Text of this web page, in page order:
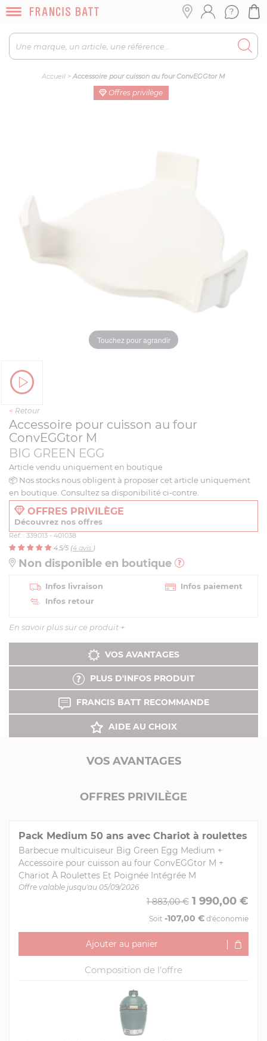
Accueil >Accessoire pour cuisson au four ConvEGGtor M
Offres privilège
Touchez pour agrandir
< Retour
Accessoire pour cuisson au four
ConvEGGtor M
BIG GREEN EGG
Article vendu uniquement en boutique
📦 Nos stocks nous obligent à proposer cet article uniquement
en boutique. Consultez sa disponibilité ci-contre.
OFFRES PRIVILÈGE
Découvrez nos offres
Réf. : 339013 - 401038
4.5/5 (4 avis )
Non disponible en boutique
Infos livraison
Infos paiement
Infos retour
En savoir plus sur ce produit +
VOS AVANTAGES
PLUS D'INFOS PRODUIT
FRANCIS BATT RECOMMANDE
AIDE AU CHOIX
VOS AVANTAGES
OFFRES PRIVILÈGE
Pack Medium 50 ans avec Chariot à roulettes
Barbecue multicuiseur Big Green Egg Medium +
Accessoire pour cuisson au four ConvEGGtor M +
Chariot À Roulettes Et Poignée Intégrée M
Offre valable jusqu'au 05/09/2026
1 883,00 € 1 990,00 €
Soit -107,00 € d'économie
Ajouter au panier
Composition de l'offre